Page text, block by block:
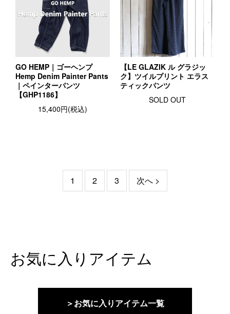
GO HEMP｜ゴーヘンプ
Hemp Denim Painter Pants
｜ペインターパンツ
【GHP1186】
15,400円(税込)
【LE GLAZIK ル グラジッ
ク】ツイルプリント エラス
ティックパンツ
SOLD OUT
1 2 3 次へ >
お気に入りアイテム
＞お気に入りアイテム一覧